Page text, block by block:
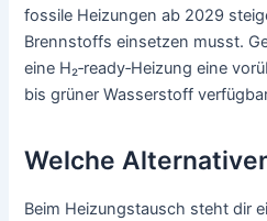
fossile Heizungen ab 2029
Brennstoffs einsetzen musst.
eine H₂‑ready‑Heizung eine
bis grüner Wasserstoff
Welche
Beim Heizungstausch steht dir